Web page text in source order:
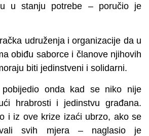
u stanju potrebe – poručio je
udruženja i organizacije da u
obiđu saborce i članove njihovih
biti jedinstveni i solidarni.
onda kad se niko nije
hrabrosti i jedinstvu građana.
i iz ove krize izaći ubrzo, ako se
svih mjera – naglasio je